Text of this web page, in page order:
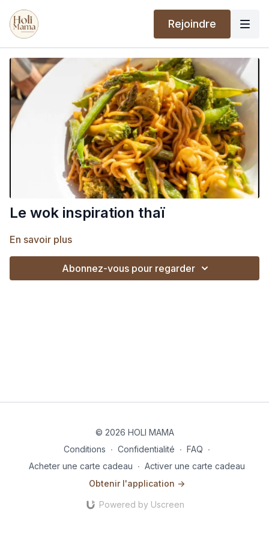
Rejoindre
Le wok inspiration thaï
En savoir plus
Abonnez-vous pour regarder
© 2026 HOLI MAMA
Conditions ∙ Confidentialité ∙ FAQ ∙
Acheter une carte cadeau ∙ Activer une carte cadeau
Obtenir l'application ->
Powered by Uscreen